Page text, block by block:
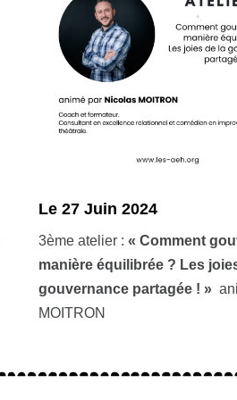
Le 27 Juin 2024
3ème atelier :«Comment
manière équilibrée ? Les
gouvernance partagée ! »
MOITRON